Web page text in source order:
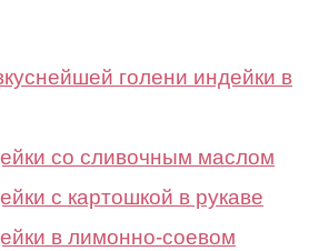
голени индейки в
со сливочным маслом
с картошкой в рукаве
в лимонно-соевом